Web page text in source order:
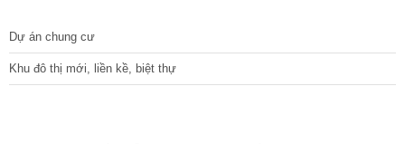
Dự án chung cư
Khu đô thị mới, liền kề, biệt thự